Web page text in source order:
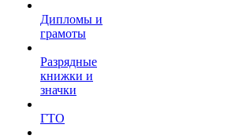
Дипломы и
грамоты
Разрядные
книжки и
значки
ГТО